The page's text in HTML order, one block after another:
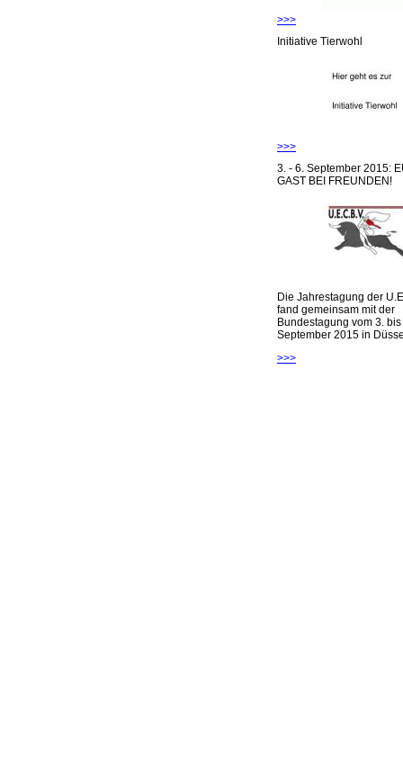
>>>
Initiative Tierwohl
>>>
3. - 6. September 2015:
GAST BEI FREUNDEN!
Die Jahrestagung der
fand gemeinsam mit der
Bundestagung vom 3. bis
September 2015 in
>>>